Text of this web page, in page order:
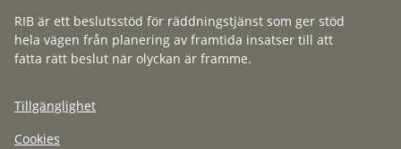
RIB är ett beslutsstöd för räddningstjänst som ger stöd
hela vägen från planering av framtida insatser till att
fatta rätt beslut när olyckan är framme.
Tillgänglighet
Cookies